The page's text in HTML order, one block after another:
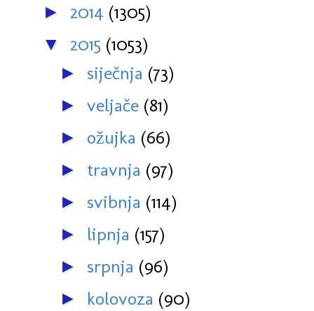
► 2014 (1305)
▼ 2015 (1053)
► siječnja (73)
► veljače (81)
► ožujka (66)
► travnja (97)
► svibnja (114)
► lipnja (157)
► srpnja (96)
► kolovoza (90)